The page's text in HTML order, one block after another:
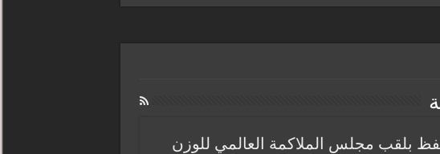
بلقب مجلس الملاكمة العالمي للوزن